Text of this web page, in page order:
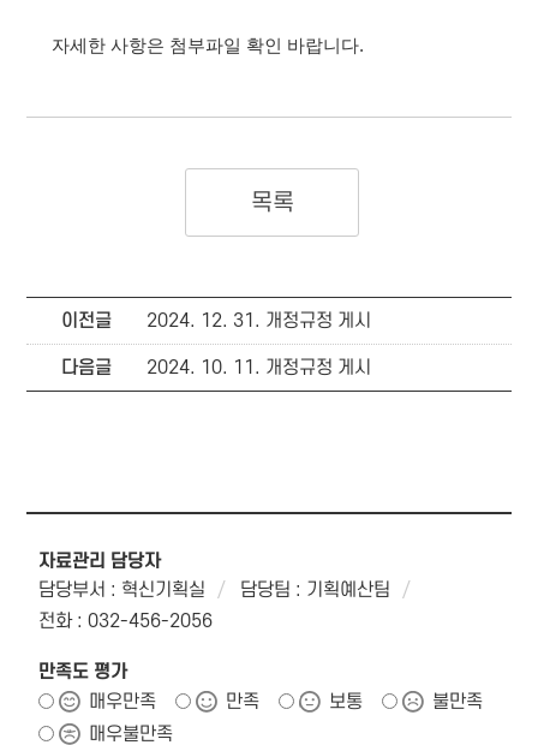
자세한 사항은 첨부파일 확인 바랍니다.
목록
이전글 2024. 12. 31. 개정규정 게시
다음글 2024. 10. 11. 개정규정 게시
자료관리 담당자
담당부서 : 혁신기획실
담당팀 : 기획예산팀
전화 : 032-456-2056
만족도 평가
매우만족
만족 보통
불만족
매우불만족